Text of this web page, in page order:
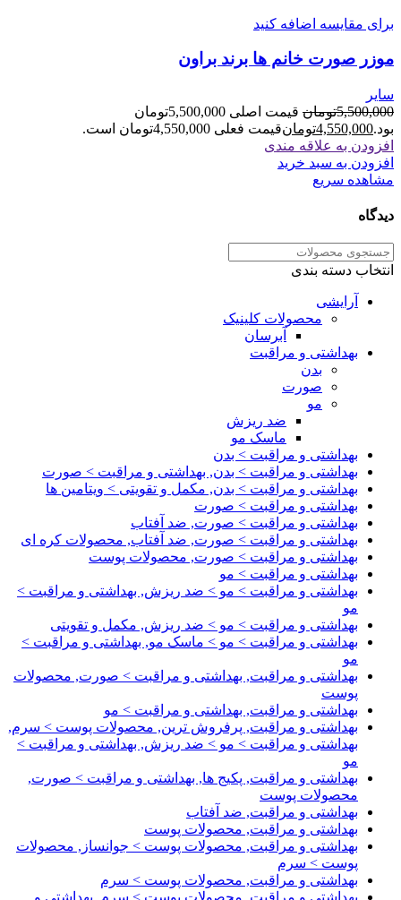
برای مقایسه اضافه کنید
موزر صورت خانم ها برند براون
سایر
5,500,000تومان
قیمت اصلی 5,500,000تومان
بود.4,550,000تومانقیمت فعلی 4,550,000تومان است.
افزودن به علاقه مندی
افزودن به سبد خرید
مشاهده سریع
دیدگاه
انتخاب دسته بندی
آرایشی
محصولات کلینیک
آبرسان
بهداشتی و مراقبت
بدن
صورت
مو
ضد ریزش
ماسک مو
بهداشتی و مراقبت > بدن
بهداشتی و مراقبت > بدن, بهداشتی و مراقبت > صورت
بهداشتی و مراقبت > بدن, مکمل و تقویتی > ویتامین ها
بهداشتی و مراقبت > صورت
بهداشتی و مراقبت > صورت, ضد آفتاب
بهداشتی و مراقبت > صورت, ضد آفتاب, محصولات کره ای
بهداشتی و مراقبت > صورت, محصولات پوست
بهداشتی و مراقبت > مو
بهداشتی و مراقبت > مو > ضد ریزش, بهداشتی و مراقبت >
مو
بهداشتی و مراقبت > مو > ضد ریزش, مکمل و تقویتی
بهداشتی و مراقبت > مو > ماسک مو, بهداشتی و مراقبت >
مو
بهداشتی و مراقبت, بهداشتی و مراقبت > صورت, محصولات
پوست
بهداشتی و مراقبت, بهداشتی و مراقبت > مو
بهداشتی و مراقبت, پرفروش ترین, محصولات پوست > سرم,
بهداشتی و مراقبت > مو > ضد ریزش, بهداشتی و مراقبت >
مو
بهداشتی و مراقبت, پکیج ها, بهداشتی و مراقبت > صورت,
محصولات پوست
بهداشتی و مراقبت, ضد آفتاب
بهداشتی و مراقبت, محصولات پوست
بهداشتی و مراقبت, محصولات پوست > جوانساز, محصولات
پوست > سرم
بهداشتی و مراقبت, محصولات پوست > سرم